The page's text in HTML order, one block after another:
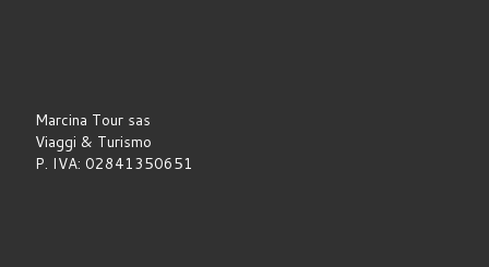
Marcina Tour sas
Viaggi & Turismo
P. IVA: 02841350651